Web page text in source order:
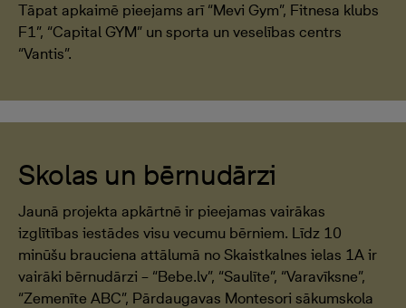
Tāpat apkaimē pieejams arī “Mevi Gym”, Fitnesa klubs
F1”, “Capital GYM” un sporta un veselības centrs
“Vantis”.
Skolas un bērnudārzi
Jaunā projekta apkārtnē ir pieejamas vairākas
izglītības iestādes visu vecumu bērniem. Līdz 10
minūšu brauciena attālumā no Skaistkalnes ielas 1A ir
vairāki bērnudārzi – “Bebe.lv”, “Saulīte”, “Varavīksne”,
“Zemenīte ABC”, Pārdaugavas Montesori sākumskola